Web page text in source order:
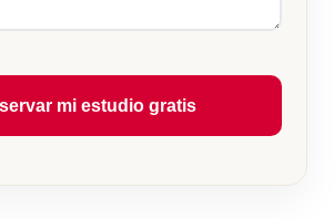
mi estudio gratis